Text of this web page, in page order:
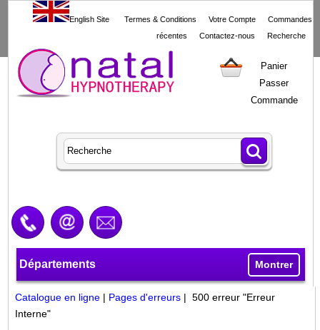
English Site Termes & Conditions Votre Compte
Commandes
récentes
Contactez-nous Recherche
Panier
Passer
Commande
Départements Montrer
Catalogue en ligne | Pages d'erreurs | 500 erreur "Erreur
Interne"